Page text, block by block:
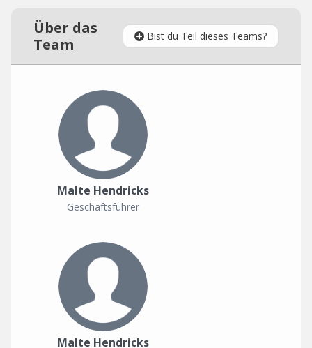
Über das
Team
Bist du Teil dieses Teams?
Malte Hendricks
Geschäftsführer
Malte Hendricks